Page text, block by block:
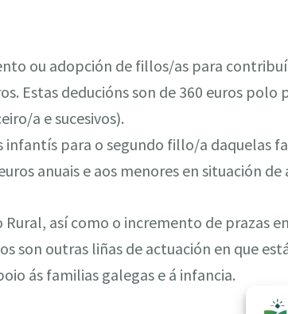
ou adopción de fillos/as para
Estas deducións son de 360 euros
a e sucesivos).
infantís para o segundo fillo/a daquelas
anuais e aos menores en situación
Rural, así como o incremento de prazas
son outras liñas de actuación en que
ás familias galegas e á infancia.